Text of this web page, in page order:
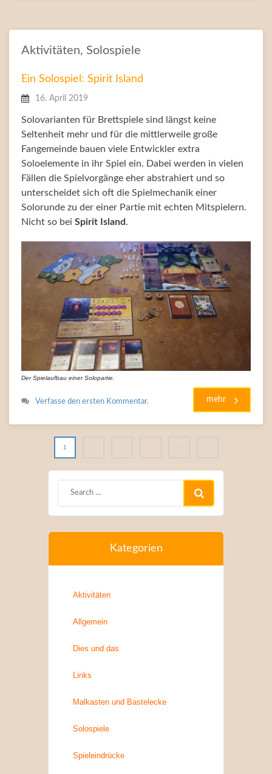
Aktivitäten, Solospiele
Ein Solospiel: Spirit Island
16. April 2019
Solovarianten für Brettspiele sind längst keine
Seltenheit mehr und für die mittlerweile große
Fangemeinde bauen viele Entwickler extra
Soloelemente in ihr Spiel ein. Dabei werden in vielen
Fällen die Spielvorgänge eher abstrahiert und so
unterscheidet sich oft die Spielmechanik einer
Solorunde zu der einer Partie mit echten Mitspielern.
Nicht so bei Spirit Island.
Der Spielaufbau einer Solopartie.
Verfasse den ersten Kommentar. mehr
1 9
Kategorien
Aktivitäten
Allgemein
Dies und das
Links
Malkasten und Bastelecke
Solospiele
Spieleindrücke